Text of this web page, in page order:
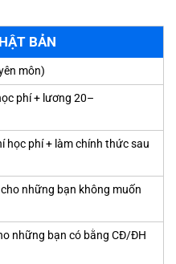
BẢN
môn)
phí + lương 20–
học phí + làm chính thức sau
những bạn không muốn
những bạn có bằng CĐ/ĐH